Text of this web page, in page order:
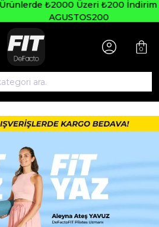
Üzeri ₺200 İndirim Kodu:
AGUSTOS200
0